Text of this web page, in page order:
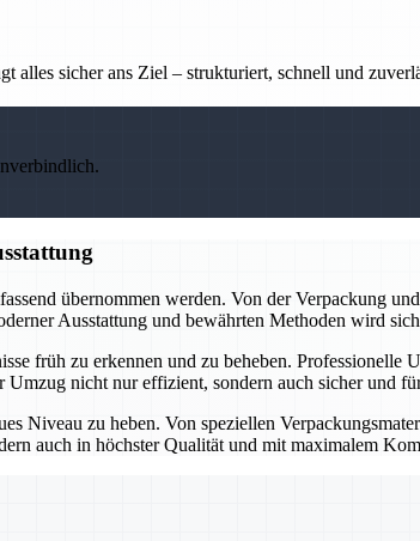
alles sicher ans Ziel – strukturiert, schnell und
übernommen werden. Von der Verpackung
Ausstattung und bewährten Methoden wird
früh zu erkennen und zu beheben. Professionelle
nicht nur effizient, sondern auch sicher und
Niveau zu heben. Von speziellen
auch in höchster Qualität und mit maximalem